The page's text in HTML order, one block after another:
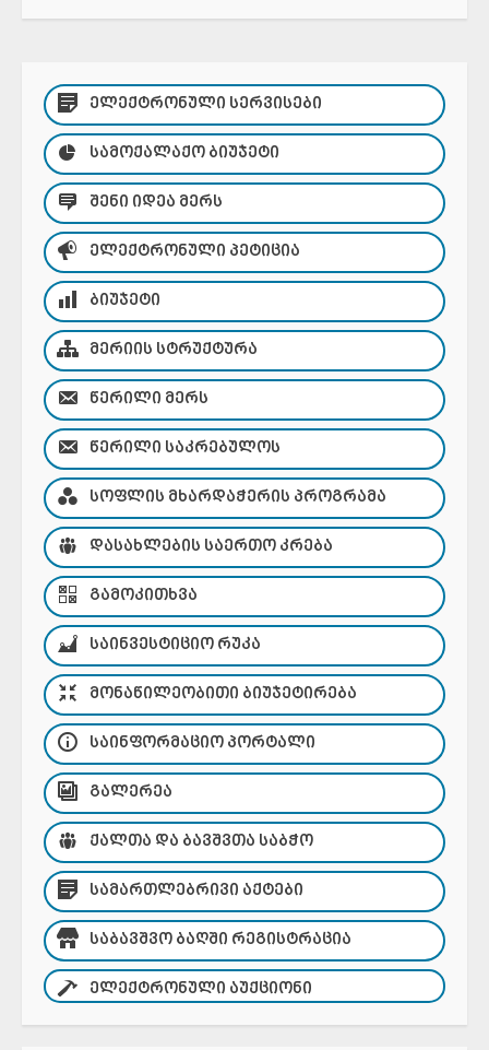
ᲔᲚᲔᲥᲢᲠᲝᲜᲣᲚᲘ ᲡᲔᲠᲕᲘᲡᲔᲑᲘ
ᲡᲐᲛᲝᲥᲐᲚᲐᲥᲝ ᲑᲘᲣᲯᲔᲢᲘ
ᲨᲔᲜᲘ ᲘᲓᲔᲐ ᲛᲔᲠᲡ
ᲔᲚᲔᲥᲢᲠᲝᲜᲣᲚᲘ ᲞᲔᲢᲘᲪᲘᲐ
ᲑᲘᲣᲯᲔᲢᲘ
ᲛᲔᲠᲘᲘᲡ ᲡᲢᲠᲣᲥᲢᲣᲠᲐ
ᲬᲔᲠᲘᲚᲘ ᲛᲔᲠᲡ
ᲬᲔᲠᲘᲚᲘ ᲡᲐᲙᲠᲔᲑᲣᲚᲝᲡ
ᲡᲝᲤᲚᲘᲡ ᲛᲮᲐᲠᲓᲐᲭᲔᲠᲘᲡ ᲞᲠᲝᲒᲠᲐᲛᲐ
ᲓᲐᲡᲐᲮᲚᲔᲑᲘᲡ ᲡᲐᲔᲠᲗᲝ ᲙᲠᲔᲑᲐ
ᲒᲐᲛᲝᲙᲘᲗᲮᲕᲐ
ᲡᲐᲘᲜᲕᲔᲡᲢᲘᲪᲘᲝ ᲠᲣᲙᲐ
ᲛᲝᲜᲐᲬᲘᲚᲔᲝᲑᲘᲗᲘ ᲑᲘᲣᲯᲔᲢᲘᲠᲔᲑᲐ
ᲡᲐᲘᲜᲤᲝᲠᲛᲐᲪᲘᲝ ᲞᲝᲠᲢᲐᲚᲘ
ᲒᲐᲚᲔᲠᲔᲐ
ᲥᲐᲚᲗᲐ ᲓᲐ ᲑᲐᲕᲨᲕᲗᲐ ᲡᲐᲑᲭᲝ
ᲡᲐᲛᲐᲠᲗᲚᲔᲑᲠᲘᲕᲘ ᲐᲥᲢᲔᲑᲘ
ᲡᲐᲑᲐᲕᲨᲕᲝ ᲑᲐᲦᲨᲘ ᲠᲔᲒᲘᲡᲢᲠᲐᲪᲘᲐ
ᲔᲚᲔᲥᲢᲠᲝᲜᲣᲚᲘ ᲐᲣᲥᲪᲘᲝᲜᲘ